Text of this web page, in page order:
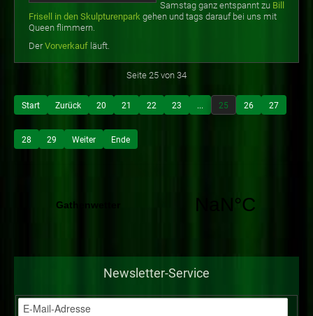
Samstag ganz entspannt zu Bill
Frisell in den Skulpturenpark gehen und tags darauf bei uns mit
Queen flimmern.
DerVorverkauf läuft.
Seite 25 von 34
Start Zurück 20 21 22 23 ... 25 26 27
28 29 Weiter Ende
Newsletter-Service